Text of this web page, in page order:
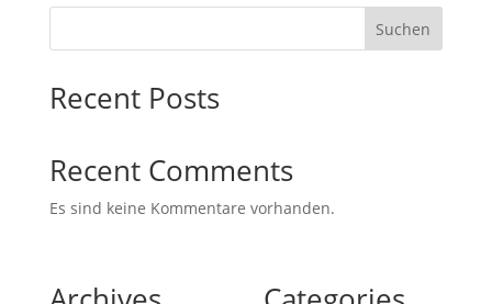
Suchen
Recent Posts
Recent Comments
Es sind keine Kommentare vorhanden.